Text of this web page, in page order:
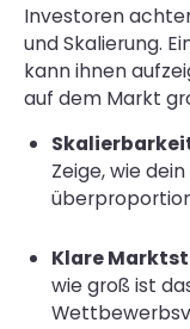
Investoren
und Skalierung.
kann ihnen
auf dem Markt
Zeige, wie
Klare
wie groß ist